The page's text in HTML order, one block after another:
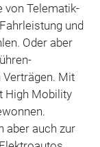
von Telematik-
und
Oder aber
Mit
High Mobility
aber auch zur